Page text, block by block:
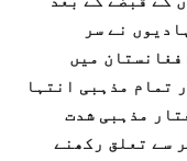
نے سر
میں
تمام مذہبی انتہا
مذہبی شدت
سے تعلق رکھنے